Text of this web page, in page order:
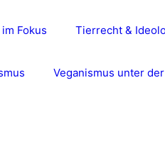
Fokus Tierrecht &
Veganismus unter